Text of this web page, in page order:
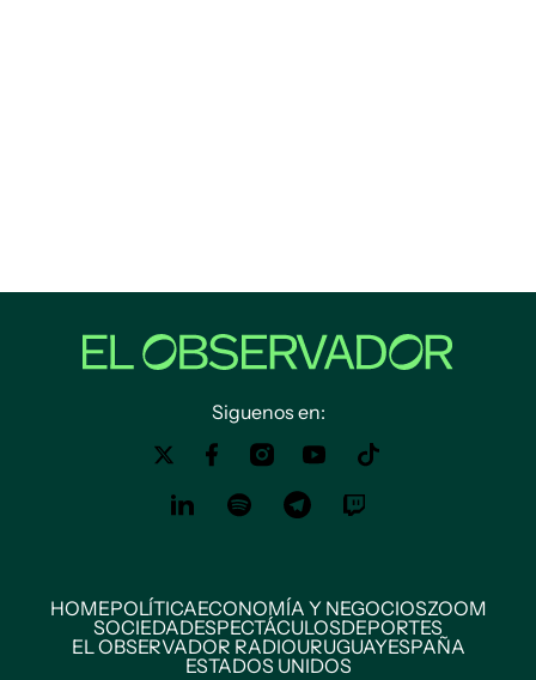
Siguenos en:
HOMEPOLÍTICAECONOMÍA Y NEGOCIOSZOOM
SOCIEDADESPECTÁCULOSDEPORTES
EL OBSERVADOR RADIOURUGUAYESPAÑA
ESTADOS UNIDOS